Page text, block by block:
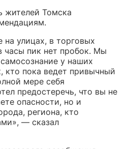
жителей Томска
улицах, в торговых
часы пик нет пробок. Мы
у наших
кто пока ведет привычный
мере себя
предостеречь, что вы не
опасности, но и
региона, кто
— сказал